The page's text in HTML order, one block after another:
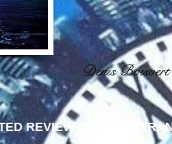
Denis Boisvert
REVIEW (GOOGLE